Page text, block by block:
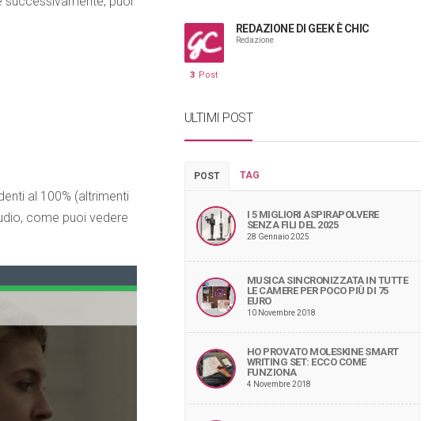
al 100% (altrimenti
come puoi vedere
REDAZIONE DI GEEK È CHIC
Redazione
3 Post
ULTIMI POST
POST TAG
I 5 MIGLIORI ASPIRAPOLVERE
SENZA FILI DEL 2025
28 Gennaio 2025
MUSICA SINCRONIZZATA IN TUTTE
LE CAMERE PER POCO PIÙ DI 75
EURO
10 Novembre 2018
HO PROVATO MOLESKINE SMART
WRITING SET: ECCO COME
FUNZIONA
4 Novembre 2018